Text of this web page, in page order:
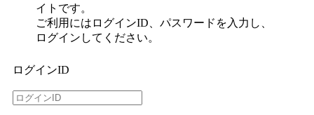
イトです。
ご利用にはログインID、パスワードを入力し、
ログインしてください。
ログインID